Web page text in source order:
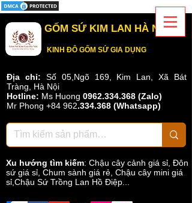
GỐM SỨ KIM LAN HÀ NỘI
KINH ĐÔ GỐM SỨ GIA DỤNG
Địa chỉ: Số 05,Ngõ 169, Kim Lan, Xã Bát
Tràng, Hà Nội
Hotline: Ms Huong 0962.334.368 (Zalo)
Mr Phong +84 962.334.368 (Whatsapp)
Xu hướng tìm kiếm: Chậu cây cảnh giá sỉ Đôn
sứ giá sỉ Chum sành giá rẻ Chậu cây mini giá
sỉ,Chậu Sứ Trồng Lan Hồ Điệp...